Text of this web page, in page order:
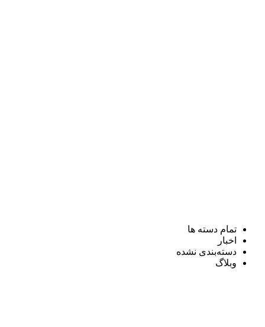
تمام دسته ها
اخبار
دسته‌بندی نشده
وبلاگ